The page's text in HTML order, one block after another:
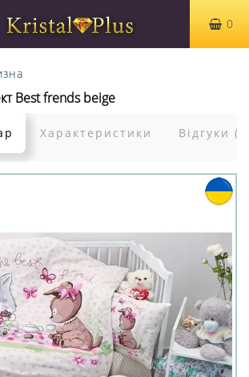
0
Best frends beige
Характеристики Відгуки